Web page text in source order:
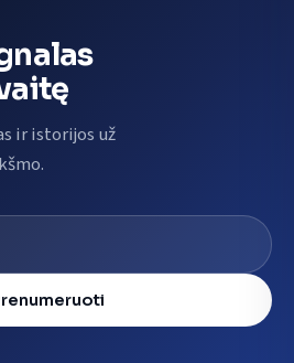
ir istorijos už